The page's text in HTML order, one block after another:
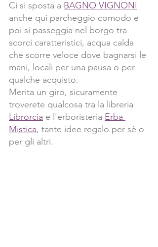
Ci si sposta a BAGNO VIGNONI
anche qui parcheggio comodo e
poi si passeggia nel borgo tra
scorci caratteristici, acqua calda
che scorre veloce dove bagnarsi le
mani, locali per una pausa o per
qualche acquisto.
Merita un giro, sicuramente
troverete qualcosa tra la libreria
Librorcia e l'erboristeria Erba
Mistica, tante idee regalo per sè o
per gli altri.